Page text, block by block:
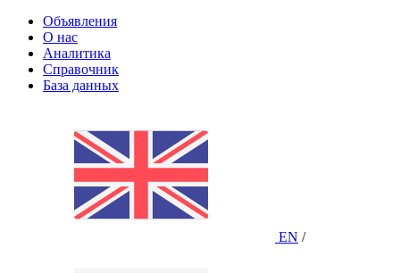
Объявления
О нас
Аналитика
Справочник
База данных
EN /